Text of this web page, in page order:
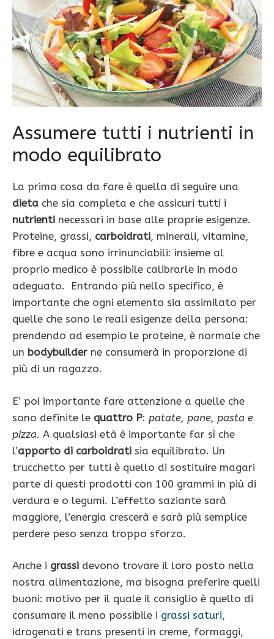
Assumere tutti i nutrienti in
modo equilibrato
La prima cosa da fare è quella di seguire una
dieta che sia completa e che assicuri tutti i
nutrienti necessari in base alle proprie esigenze.
Proteine, grassi, carboidrati, minerali, vitamine,
fibre e acqua sono irrinunciabili: insieme al
proprio medico è possibile calibrarle in modo
adeguato. Entrando più nello specifico, è
importante che ogni elemento sia assimilato per
quelle che sono le reali esigenze della persona:
prendendo ad esempio le proteine, è normale che
un bodybuilder ne consumerà in proporzione di
più di un ragazzo.
E’ poi importante fare attenzione a quelle che
sono definite le quattro P: patate, pane, pasta e
pizza. A qualsiasi età è importante far sì che
l’apporto di carboidrati sia equilibrato. Un
trucchetto per tutti è quello di sostituire magari
parte di questi prodotti con 100 grammi in più di
verdura e o legumi. L’effetto saziante sarà
maggiore, l’energia crescerà e sarà più semplice
perdere peso senza troppo sforzo.
Anche i grassi devono trovare il loro posto nella
nostra alimentazione, ma bisogna preferire quelli
buoni: motivo per il quale il consiglio è quello di
consumare il meno possibile i grassi saturi,
idrogenati e trans presenti in creme, formaggi,